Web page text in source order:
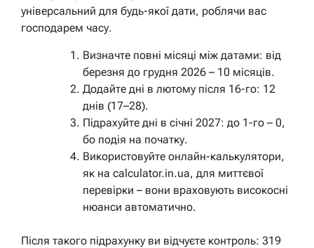
універсальний для будь-якої дати, роблячи вас
господарем часу.
Визначте повні місяці між датами: від
березня до грудня 2026 – 10 місяців.
Додайте дні в лютому після 16-го: 12
днів (17–28).
Підрахуйте дні в січні 2027: до 1-го – 0,
бо подія на початку.
Використовуйте онлайн-калькулятори,
як на calculator.in.ua, для миттєвої
перевірки – вони враховують високосні
нюанси автоматично.
Після такого підрахунку ви відчуєте контроль: 319